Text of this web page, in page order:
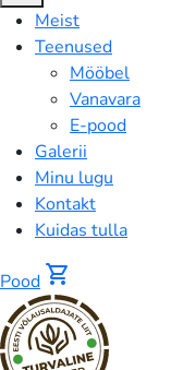
Meist
Teenused
Mööbel
Vanavara
E-pood
Galerii
Minu lugu
Kontakt
Kuidas tulla
Pood shopping_cart